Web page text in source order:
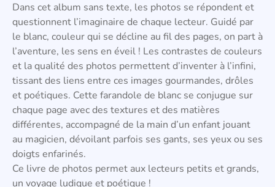
Dans cet album sans texte, les photos se répondent et
questionnent l’imaginaire de chaque lecteur. Guidé par
le blanc, couleur qui se décline au fil des pages, on part à
l’aventure, les sens en éveil ! Les contrastes de couleurs
et la qualité des photos permettent d’inventer à l’infini,
tissant des liens entre ces images gourmandes, drôles
et poétiques. Cette farandole de blanc se conjugue sur
chaque page avec des textures et des matières
différentes, accompagné de la main d’un enfant jouant
au magicien, dévoilant parfois ses gants, ses yeux ou ses
doigts enfarinés.
Ce livre de photos permet aux lecteurs petits et grands,
un voyage ludique et poétique !